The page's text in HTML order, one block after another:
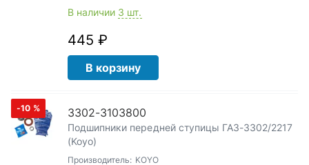
В наличии 3 шт.
445 ₽
В корзину
-10 % 3302-3103800
Подшипники передней ступицы ГАЗ-3302/2217
(Koyo)
Производитель: KOYO